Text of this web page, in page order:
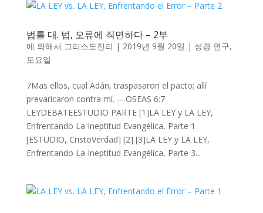
법률 대. 법, 오류에 직면하다 – 2부
에 의해서 그리스도진리 | 2019년 9월 20일 | 성경 연구,
토요일
7Mas ellos, cual Adán, traspasaron el pacto; allí
prevaricaron contra mí. —OSEAS 6:7
LEYDEBATEESTUDIO PARTE [1]LA LEY y LA LEY,
Enfrentando La Ineptitud Evangélica, Parte 1
[ESTUDIO, CristoVerdad] [2] [3]LA LEY y LA LEY,
Enfrentando La Ineptitud Evangélica, Parte 3...